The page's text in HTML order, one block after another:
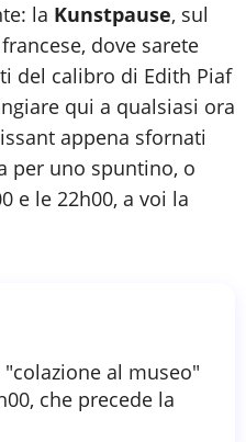
la Kunstpause, sul
dove sarete
del calibro di Edith Piaf
qui a qualsiasi ora
appena sfornati
per uno spuntino, o
e le 22h00, a voi la
al museo"
che precede la